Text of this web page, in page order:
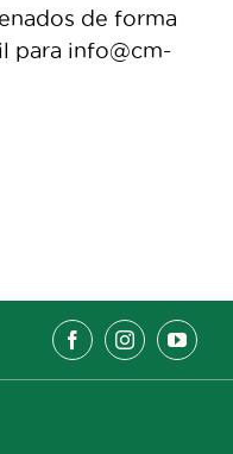
de forma
para info@cm-